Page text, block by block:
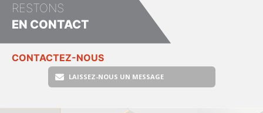
RESTONS
EN CONTACT
CONTACTEZ-NOUS
LAISSEZ-NOUS UN MESSAGE